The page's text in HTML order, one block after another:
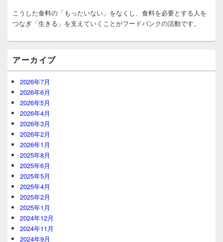
エ
リ
こうした食料の「もったいない」をなくし、食料を必要とする人を
つなぎ「生きる」を支えていくことがフードバンクの活動です。
アーカイブ
2026年7月
2026年6月
2026年5月
2026年4月
2026年3月
2026年2月
2026年1月
2025年8月
2025年6月
2025年5月
2025年4月
2025年2月
2025年1月
2024年12月
2024年11月
2024年9月